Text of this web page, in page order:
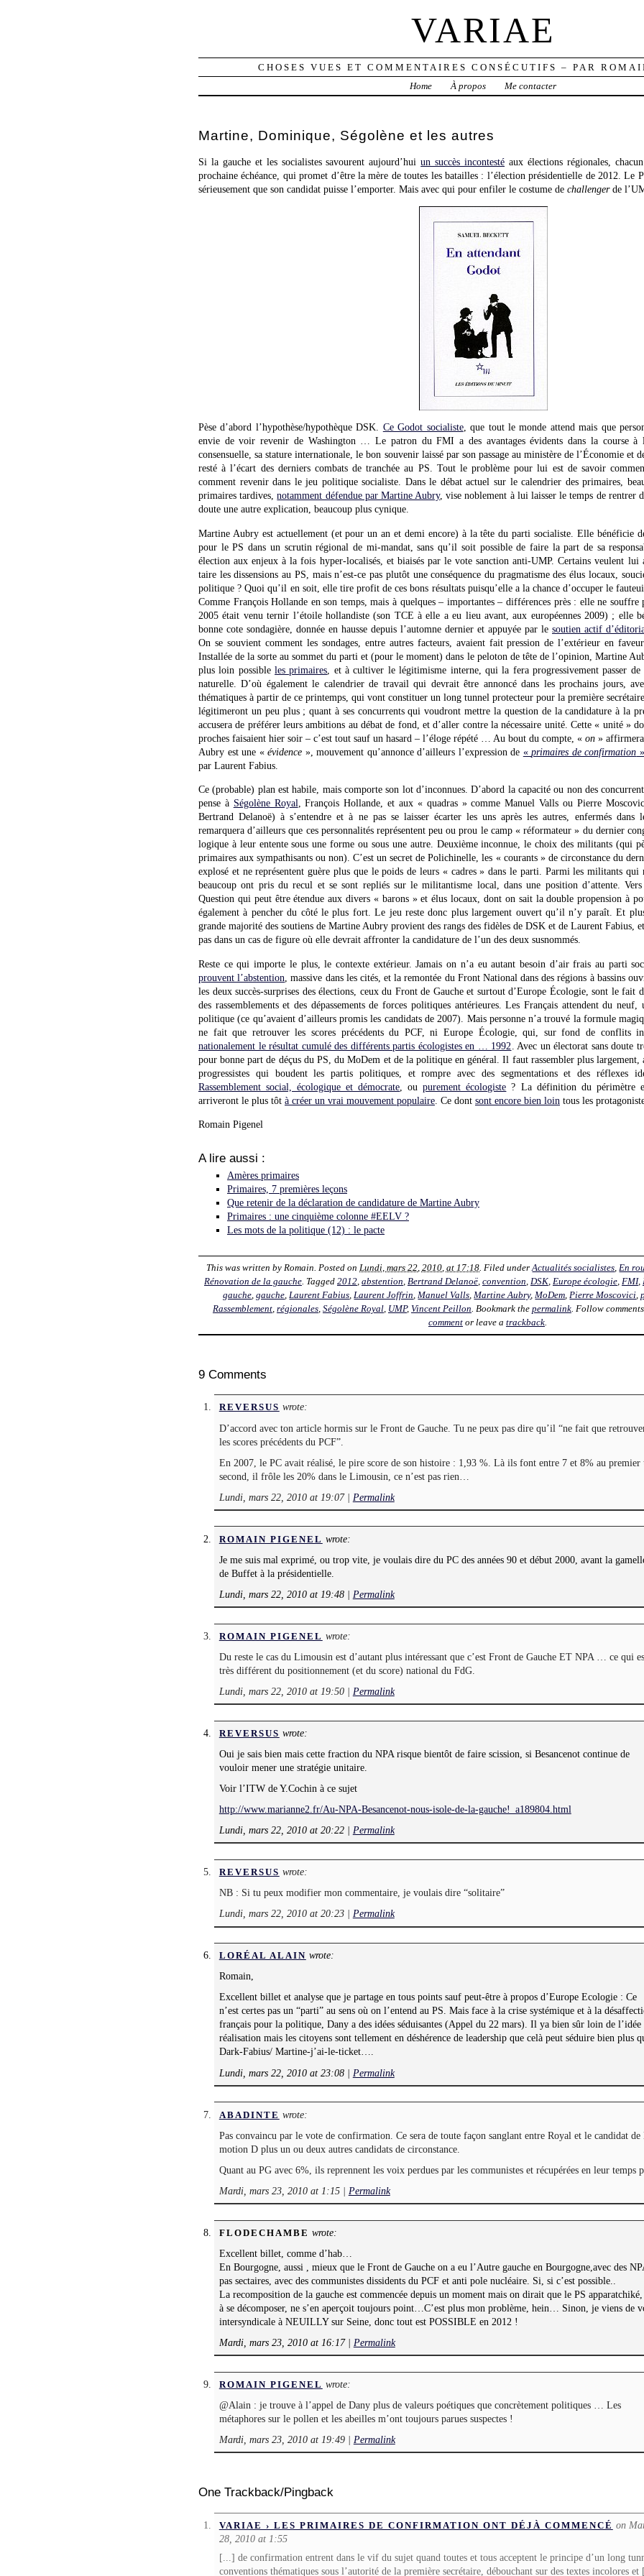
VARIAE
CHOSES VUES ET COMMENTAIRES CONSÉCUTIFS – PAR
Home
À propos Me contacter
Martine, Dominique, Ségolène et les autres
Si la gauche et les socialistes savourent aujourd’huiun succès incontesté aux élections régionales,
prochaine échéance, qui promet d’être la mère de toutes les batailles : l’élection présidentielle de 2012. Le
sérieusement que son candidat puisse l’emporter. Mais avec qui pour enfiler le costume de challengerde
Pèse d’abord l’hypothèse/hypothèque DSK. Ce Godot socialiste, que tout le monde attend mais que
envie de voir revenir de Washington … Le patron du FMI a des avantages évidents dans la course à
consensuelle, sa stature internationale, le bon souvenir laissé par son passage au ministère de l’Économie et
resté à l’écart des derniers combats de tranchée au PS. Tout le problème pour lui est de savoir
comment revenir dans le jeu politique socialiste. Dans le débat actuel sur le calendrier des primaires,
primaires tardives,notamment défendue par Martine Aubry, vise noblement à lui laisser le temps de rentrer
doute une autre explication, beaucoup plus cynique.
Martine Aubry est actuellement (et pour un an et demi encore) à la tête du parti socialiste. Elle bénéficie
pour le PS dans un scrutin régional de mi-mandat, sans qu’il soit possible de faire la part de sa
élection aux enjeux à la fois hyper-localisés, et biaisés par le vote sanction anti-UMP. Certains veulent
taire les dissensions au PS, mais n’est-ce pas plutôt une conséquence du pragmatisme des élus locaux,
politique ? Quoi qu’il en soit, elle tire profit de ces bons résultats puisqu’elle a la chance d’occuper le
Comme François Hollande en son temps, mais à quelques – importantes – différences près : elle ne souffre
2005 était venu ternir l’étoile hollandiste (son TCE à elle a eu lieu avant, aux européennes 2009) ; elle
bonne cote sondagière, donnée en hausse depuis l’automne dernier et appuyée par le soutien actif
On se souvient comment les sondages, entre autres facteurs, avaient fait pression de l’extérieur en
Installée de la sorte au sommet du parti et (pour le moment) dans le peloton de tête de l’opinion, Martine
plus loin possibleles primaires , et à cultiver le légitimisme interne, qui la fera progressivement passer de
naturelle. D’où également le calendrier de travail qui devrait être annoncé dans les prochains jours,
thématiques à partir de ce printemps, qui vont constituer un long tunnel protecteur pour la première
légitimeront un peu plus ; quant à ses concurrents qui voudront mettre la question de la candidature à la
accusera de préférer leurs ambitions au débat de fond, et d’aller contre la nécessaire unité. Cette « unité »
proches faisaient hier soir – c’est tout sauf un hasard – l’éloge répété … Au bout du compte, « on »
Aubry est une «évidence », mouvement qu’annonce d’ailleurs l’expression de «primaires de confirmation »
par Laurent Fabius.
Ce (probable) plan est habile, mais comporte son lot d’inconnues. D’abord la capacité ou non des
pense à Ségolène Royal, François Hollande, et aux « quadras » comme Manuel Valls ou Pierre
Bertrand Delanoë) à s’entendre et à ne pas se laisser écarter les uns après les autres, enfermés dans
remarquera d’ailleurs que ces personnalités représentent peu ou prou le camp « réformateur » du dernier
logique à leur entente sous une forme ou sous une autre. Deuxième inconnue, le choix des militants (qui
primaires aux sympathisants ou non). C’est un secret de Polichinelle, les « courants » de circonstance du
explosé et ne représentent guère plus que le poids de leurs « cadres » dans le parti. Parmi les militants qui
beaucoup ont pris du recul et se sont repliés sur le militantisme local, dans une position d’attente.
Question qui peut être étendue aux divers « barons » et élus locaux, dont on sait la double propension à
également à pencher du côté le plus fort. Le jeu reste donc plus largement ouvert qu’il n’y paraît. Et
grande majorité des soutiens de Martine Aubry provient des rangs des fidèles de DSK et de Laurent Fabius,
pas dans un cas de figure où elle devrait affronter la candidature de l’un des deux susnommés.
Reste ce qui importe le plus, le contexte extérieur. Jamais on n’a eu autant besoin d’air frais au parti
prouvent l’abstention , massive dans les cités, et la remontée du Front National dans des régions à bassins
les deux succès-surprises des élections, ceux du Front de Gauche et surtout d’Europe Écologie, sont le
des rassemblements et des dépassements de forces politiques antérieures. Les Français attendent du
politique (ce qu’avaient d’ailleurs promis les candidats de 2007). Mais personne n’a trouvé la formule
ne fait que retrouver les scores précédents du PCF, ni Europe Écologie, qui, sur fond de conflits
nationalement le résultat cumulé des différents partis écologistes en … 1992 . Avec un électorat sans doute
pour bonne part de déçus du PS, du MoDem et de la politique en général. Il faut rassembler plus largement,
progressistes qui boudent les partis politiques, et rompre avec des segmentations et des réflexes
Rassemblement social, écologique et démocrate , oupurement écologiste ? La définition du périmètre
arriveront le plus tôt à créer un vrai mouvement populaire . Ce dont sont encore bien loin tous les
Romain Pigenel
A lire aussi :
Amères primaires
Primaires, 7 premières leçons
Que retenir de la déclaration de candidature de Martine Aubry
Primaires : une cinquième colonne #EELV ?
Les mots de la politique (12) : le pacte
This was written byRomain. Posted onLundi, mars 22, 2010, at 17:18. Filed underActualités socialistes,En
Rénovation de la gauche. Tagged 2012, abstention, Bertrand Delanoë, convention, DSK, Europe écologie, FMI,
gauche,gauche,Laurent Fabius,Laurent Joffrin,Manuel Valls,Martine Aubry,MoDem,Pierre Moscovici,
Rassemblement, régionales, Ségolène Royal, UMP, Vincent Peillon. Bookmark the permalink. Follow
commentor leave a trackback.
9 Comments
REVERSUS wrote:
D’accord avec ton article hormis sur le Front de Gauche. Tu ne peux pas dire qu’il “ne fait que
les scores précédents du PCF”.
En 2007, le PC avait réalisé, le pire score de son histoire : 1,93 %. Là ils font entre 7 et 8% au premier
second, il frôle les 20% dans le Limousin, ce n’est pas rien…
Lundi, mars 22, 2010 at 19:07 | Permalink
ROMAIN PIGENEL wrote:
Je me suis mal exprimé, ou trop vite, je voulais dire du PC des années 90 et début 2000, avant la
de Buffet à la présidentielle.
Lundi, mars 22, 2010 at 19:48 | Permalink
ROMAIN PIGENEL wrote:
Du reste le cas du Limousin est d’autant plus intéressant que c’est Front de Gauche ET NPA … ce qui
très différent du positionnement (et du score) national du FdG.
Lundi, mars 22, 2010 at 19:50 | Permalink
REVERSUS wrote:
Oui je sais bien mais cette fraction du NPA risque bientôt de faire scission, si Besancenot continue de
vouloir mener une stratégie unitaire.
Voir l’ITW de Y.Cochin à ce sujet
http://www.marianne2.fr/Au-NPA-Besancenot-nous-isole-de-la-gauche!_a189804.html
Lundi, mars 22, 2010 at 20:22 | Permalink
REVERSUS wrote:
NB : Si tu peux modifier mon commentaire, je voulais dire “solitaire”
Lundi, mars 22, 2010 at 20:23 | Permalink
LORÉAL ALAIN wrote:
Romain,
Excellent billet et analyse que je partage en tous points sauf peut-être à propos d’Europe Ecologie : Ce
n’est certes pas un “parti” au sens où on l’entend au PS. Mais face à la crise systémique et à la
français pour la politique, Dany a des idées séduisantes (Appel du 22 mars). Il ya bien sûr loin de l’idée
réalisation mais les citoyens sont tellement en déshérence de leadership que celà peut séduire bien plus
Dark-Fabius/ Martine-j’ai-le-ticket….
Lundi, mars 22, 2010 at 23:08 | Permalink
ABADINTE wrote:
Pas convaincu par le vote de confirmation. Ce sera de toute façon sanglant entre Royal et le candidat de
motion D plus un ou deux autres candidats de circonstance.
Quant au PG avec 6%, ils reprennent les voix perdues par les communistes et récupérées en leur temps
Mardi, mars 23, 2010 at 1:15 | Permalink
FLODECHAMBE wrote:
Excellent billet, comme d’hab…
En Bourgogne, aussi , mieux que le Front de Gauche on a eu l’Autre gauche en Bourgogne,avec des
pas sectaires, avec des communistes dissidents du PCF et anti pole nucléaire. Si, si c’est possible..
La recomposition de la gauche est commencée depuis un moment mais on dirait que le PS
à se décomposer, ne s’en aperçoit toujours point…C’est plus mon problème, hein… Sinon, je viens de
intersyndicale à NEUILLY sur Seine, donc tout est POSSIBLE en 2012 !
Mardi, mars 23, 2010 at 16:17 | Permalink
ROMAIN PIGENEL wrote:
@Alain : je trouve à l’appel de Dany plus de valeurs poétiques que concrètement politiques … Les
métaphores sur le pollen et les abeilles m’ont toujours parues suspectes !
Mardi, mars 23, 2010 at 19:49 | Permalink
One Trackback/Pingback
VARIAE › LES PRIMAIRES DE CONFIRMATION ONT DÉJÀ COMMENCÉ on
28, 2010 at 1:55
[...] de confirmation entrent dans le vif du sujet quand toutes et tous acceptent le principe d’un long
conventions thématiques sous l’autorité de la première secrétaire, débouchant sur des textes incolores